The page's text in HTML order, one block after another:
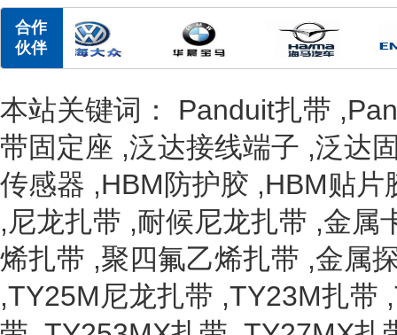
合作
伙伴
本站关键词： Panduit扎带 ,
带固定座 ,泛达接线端子 ,泛达
传感器 ,HBM防护胶 ,HBM贴片
,尼龙扎带 ,耐候尼龙扎带 ,金属
烯扎带 ,聚四氟乙烯扎带 ,金属
,TY25M尼龙扎带 ,TY23M扎带 ,